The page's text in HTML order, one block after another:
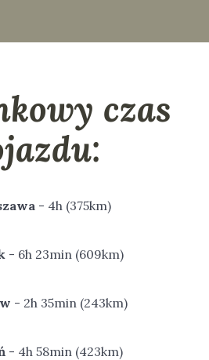
czas
- 4h (375km)
- 6h 23min (609km)
- 2h 35min (243km)
- 4h 58min (423km)